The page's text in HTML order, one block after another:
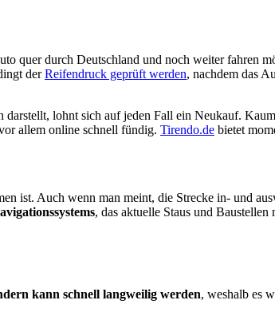
quer durch Deutschland und noch weiter fahren
derReifendruck geprüft werden, nachdem das
lohnt sich auf jeden Fall ein Neukauf.
allem online schnell fündig. Tirendo.de bietet
ist. Auch wenn man meint, die Strecke in- und
, das aktuelle Staus und
kann schnell langweilig werden, weshalb es